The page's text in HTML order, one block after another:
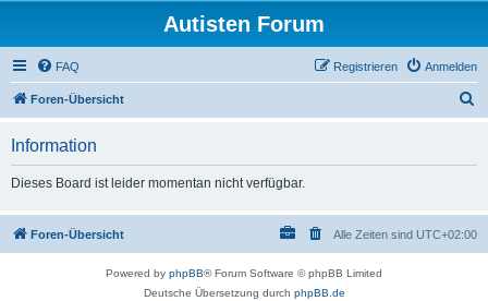
Autisten Forum
FAQ Anmelden
Registrieren
Foren-Übersicht
Information
Dieses Board ist leider momentan nicht verfügbar.
Foren-Übersicht Alle Zeiten sind UTC+02:00
Powered by phpBB® Forum Software © phpBB Limited
Deutsche Übersetzung durch phpBB.de